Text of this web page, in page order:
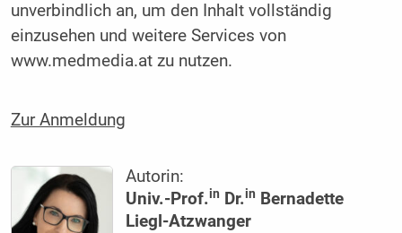
unverbindlich an, um den Inhalt vollständig
einzusehen und weitere Services von
www.medmedia.at zu nutzen.
Zur Anmeldung
Autorin:
Univ.-Prof.in Dr.in
Bernadette
Liegl-Atzwanger